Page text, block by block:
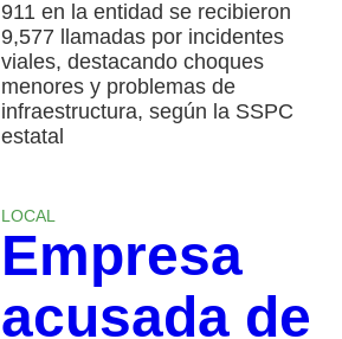
911 en la entidad se recibieron
9,577 llamadas por incidentes
viales, destacando choques
menores y problemas de
infraestructura, según la SSPC
estatal
LOCAL
Empresa
acusada de